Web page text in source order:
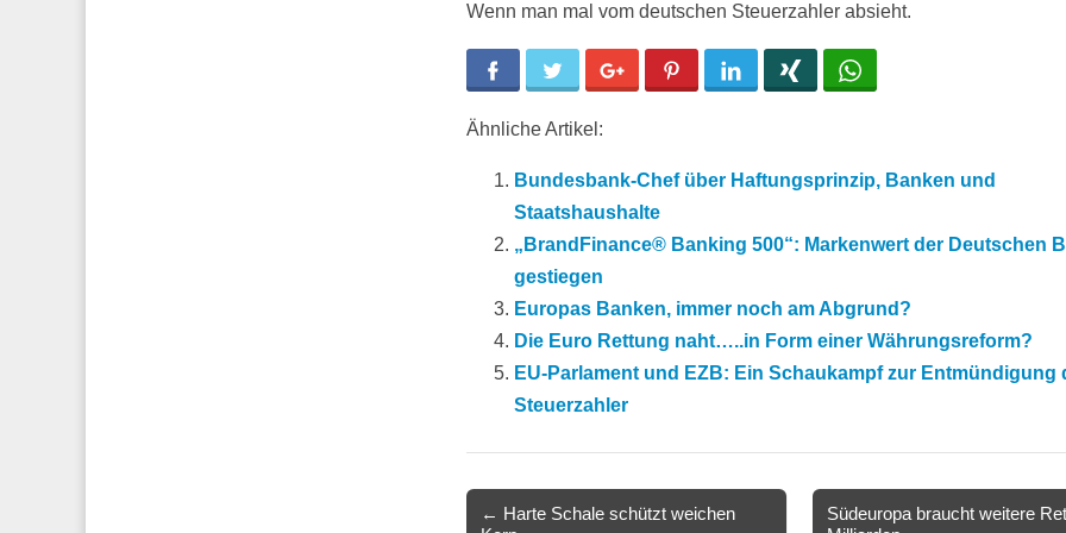
Wenn man mal vom deutschen Steuerzahler absieht.
Facebook Twitter Google+ Pinterest LinkedIn
Ähnliche Artikel:
Bundesbank-Chef über Haftungsprinzip, Banken und
Staatshaushalte
„BrandFinance® Banking 500“: Markenwert der Deutschen
gestiegen
Europas Banken, immer noch am Abgrund?
Die Euro Rettung naht…..in Form einer Währungsreform?
EU-Parlament und EZB: Ein Schaukampf zur Entmündigung
Steuerzahler
← Harte Schale schützt weichen
Südeuropa braucht weitere